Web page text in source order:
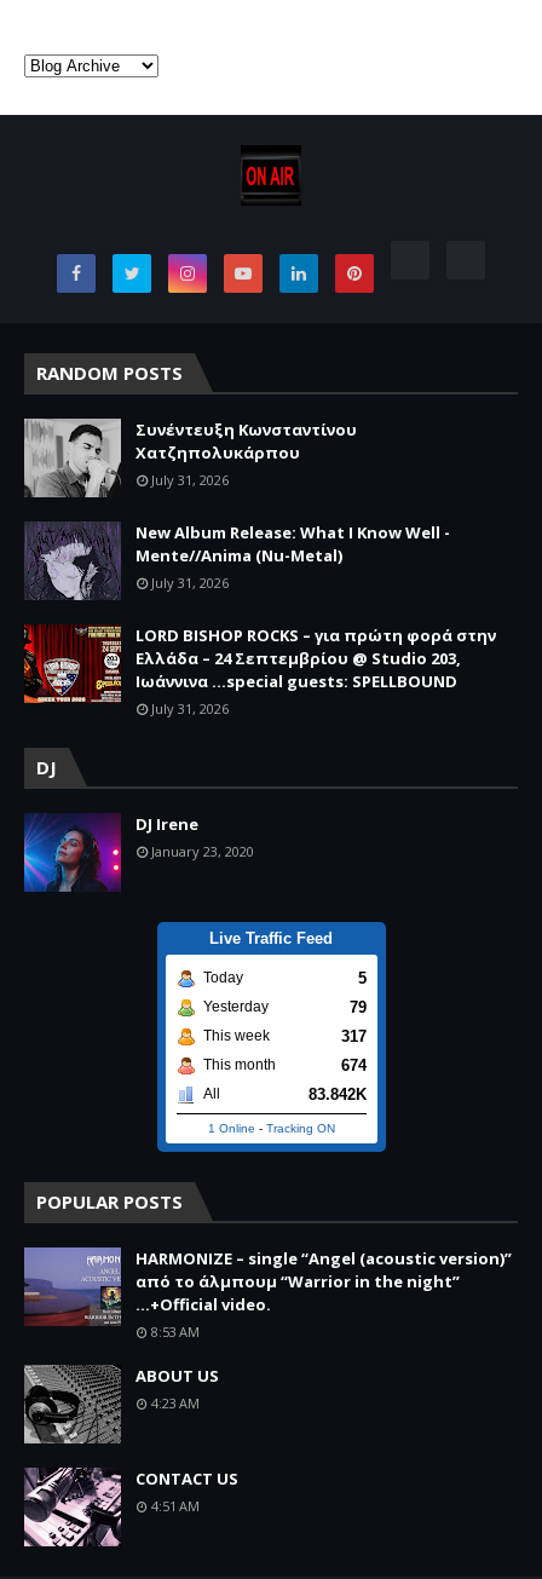
RANDOM POSTS
Συνέντευξη Κωνσταντίνου
Χατζηπολυκάρπου
July 31, 2026
New Album Release: What I Know Well -
Mente//Anima (Nu-Metal)
July 31, 2026
LORD BISHOP ROCKS – για πρώτη φορά στην
Ελλάδα – 24 Σεπτεμβρίου @ Studio 203,
Ιωάννινα …special guests: SPELLBOUND
July 31, 2026
DJ
DJ Irene
January 23, 2020
Live Traffic Feed
Today 5
Yesterday 79
This week 317
This month 674
All 83.842K
1 Online - Tracking ON
POPULAR POSTS
HARMONIZE – single “Angel (acoustic version)”
από το άλμπουμ “Warrior in the night”
...+Official video.
8:53 AM
ABOUT US
4:23 AM
CONTACT US
4:51 AM